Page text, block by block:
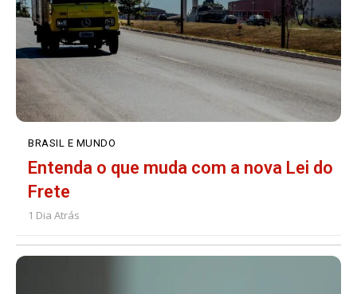
BRASIL E MUNDO
Entenda o que muda com a nova Lei do
Frete
1 Dia Atrás